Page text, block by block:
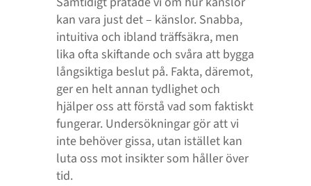
kan vara just det – känslor. Snabba,
intuitiva och ibland träffsäkra, men
lika ofta skiftande och svåra att bygga
långsiktiga beslut på. Fakta, däremot,
ger en helt annan tydlighet och
hjälper oss att förstå vad som faktiskt
fungerar. Undersökningar gör att vi
inte behöver gissa, utan istället kan
luta oss mot insikter som håller över
tid.